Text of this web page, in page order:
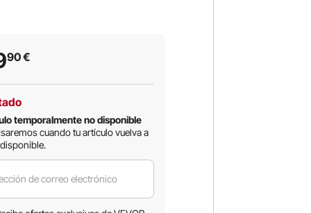
90€
temporalmente no disponible
cuando tu artículo vuelva a
de correo electrónico